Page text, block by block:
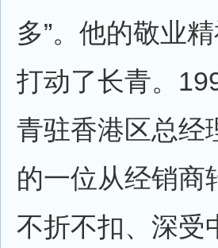
多”。他的敬业
打动了长青。
青驻香港区总经
的一位从经销商
不折不扣、深受